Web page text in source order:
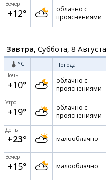
Вечер
+12°
облачно с
прояснениями
Завтра, Суббота, 8 Августа
°C Погода
Ночь
+10°
облачно с
прояснениями
Утро
+19°
облачно с
прояснениями
День
+23° малооблачно
Вечер
+15° малооблачно